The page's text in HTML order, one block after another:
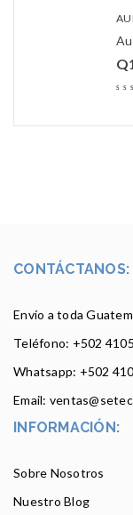
Q
CONTÁCTANOS:
Envío a toda
Teléfono: +502
Whatsapp: +502
Email:
INFORMACIÓN:
Sobre Nosotros
Nuestro Blog